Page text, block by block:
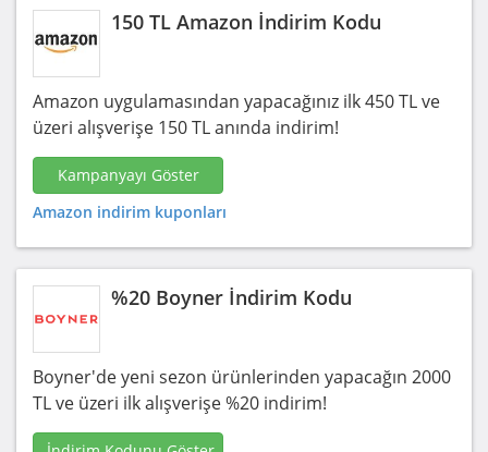
150 TL Amazon İndirim Kodu
Amazon uygulamasından yapacağınız ilk 450 TL ve
üzeri alışverişe 150 TL anında indirim!
Kampanyayı Göster
Amazon indirim kuponları
%20 Boyner İndirim Kodu
Boyner'de yeni sezon ürünlerinden yapacağın 2000
TL ve üzeri ilk alışverişe %20 indirim!